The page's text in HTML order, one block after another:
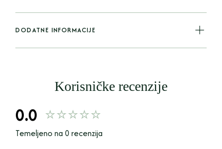
DODATNE INFORMACIJE
Korisničke recenzije
0.0
Temeljeno na 0 recenzija